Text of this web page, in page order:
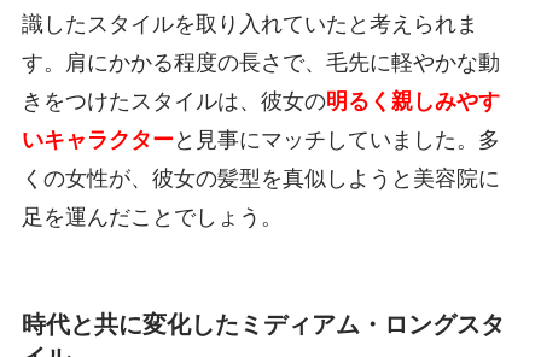
識したスタイルを取り入れていたと考えられま
す。肩にかかる程度の長さで、毛先に軽やかな動
きをつけたスタイルは、彼女の明るく親しみやす
いキャラクターと見事にマッチしていました。多
くの女性が、彼女の髪型を真似しようと美容院に
足を運んだことでしょう。
時代と共に変化したミディアム・ロングスタ